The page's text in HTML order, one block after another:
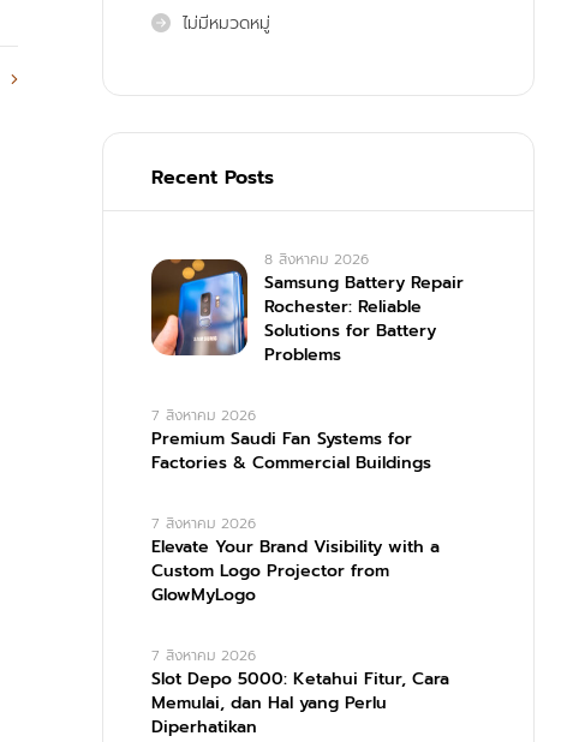
ไม่มีหมวดหมู่
Recent Posts
8 สิงหาคม 2026
Samsung Battery Repair
Rochester: Reliable
Solutions for Battery
Problems
7 สิงหาคม 2026
Premium Saudi Fan Systems for
Factories & Commercial Buildings
7 สิงหาคม 2026
Elevate Your Brand Visibility with a
Custom Logo Projector from
GlowMyLogo
7 สิงหาคม 2026
Slot Depo 5000: Ketahui Fitur, Cara
Memulai, dan Hal yang Perlu
Diperhatikan